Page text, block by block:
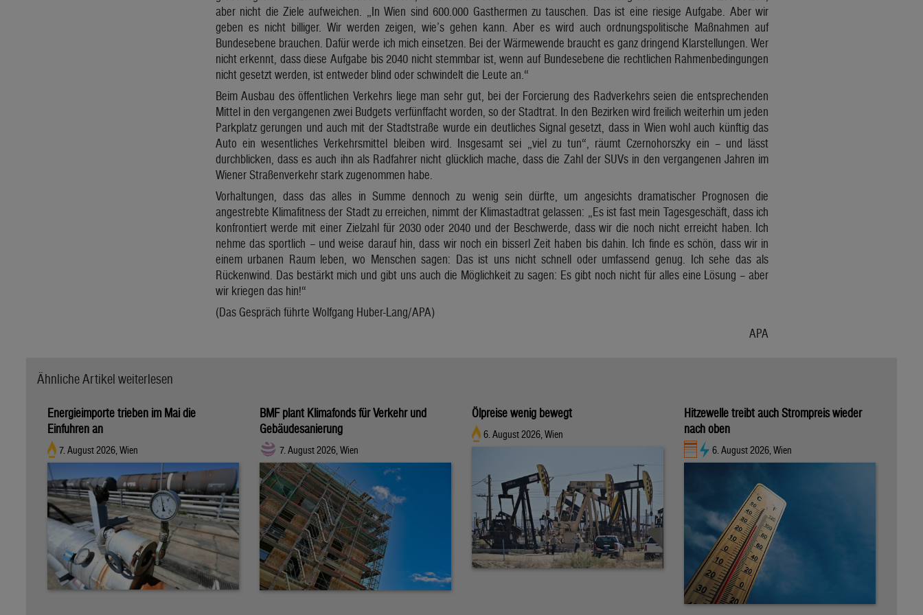
aber nicht die Ziele aufweichen. „In Wien sind 600.000 Gasthermen zu tauschen. Das ist eine riesige Aufgabe. Aber wir
geben es nicht billiger. Wir werden zeigen, wie’s gehen kann. Aber es wird auch ordnungspolitische Maßnahmen auf
Bundesebene brauchen. Dafür werde ich mich einsetzen. Bei der Wärmewende braucht es ganz dringend Klarstellungen. Wer
nicht erkennt, dass diese Aufgabe bis 2040 nicht stemmbar ist, wenn auf Bundesebene die rechtlichen Rahmenbedingungen
nicht gesetzt werden, ist entweder blind oder schwindelt die Leute an.“
Beim Ausbau des öffentlichen Verkehrs liege man sehr gut, bei der Forcierung des Radverkehrs seien die entsprechenden
Mittel in den vergangenen zwei Budgets verfünffacht worden, so der Stadtrat. In den Bezirken wird freilich weiterhin um jeden
Parkplatz gerungen und auch mit der Stadtstraße wurde ein deutliches Signal gesetzt, dass in Wien wohl auch künftig das
Auto ein wesentliches Verkehrsmittel bleiben wird. Insgesamt sei „viel zu tun“, räumt Czernohorszky ein – und lässt
durchblicken, dass es auch ihn als Radfahrer nicht glücklich mache, dass die Zahl der SUVs in den vergangenen Jahren im
Wiener Straßenverkehr stark zugenommen habe.
Vorhaltungen, dass das alles in Summe dennoch zu wenig sein dürfte, um angesichts dramatischer Prognosen die
angestrebte Klimafitness der Stadt zu erreichen, nimmt der Klimastadtrat gelassen: „Es ist fast mein Tagesgeschäft, dass ich
konfrontiert werde mit einer Zielzahl für 2030 oder 2040 und der Beschwerde, dass wir die noch nicht erreicht haben. Ich
nehme das sportlich – und weise darauf hin, dass wir noch ein bisserl Zeit haben bis dahin. Ich finde es schön, dass wir in
einem urbanen Raum leben, wo Menschen sagen: Das ist uns nicht schnell oder umfassend genug. Ich sehe das als
Rückenwind. Das bestärkt mich und gibt uns auch die Möglichkeit zu sagen: Es gibt noch nicht für alles eine Lösung – aber
wir kriegen das hin!“
(Das Gespräch führte Wolfgang Huber-Lang/APA)
APA
Ähnliche Artikel weiterlesen
Energieimporte trieben im Mai die
Einfuhren an
7. August 2026, Wien
BMF plant Klimafonds für Verkehr und
Gebäudesanierung
7. August 2026, Wien
Ölpreise wenig bewegt
6. August 2026, Wien
Hitzewelle treibt auch Strompreis wieder
nach oben
6. August 2026, Wien